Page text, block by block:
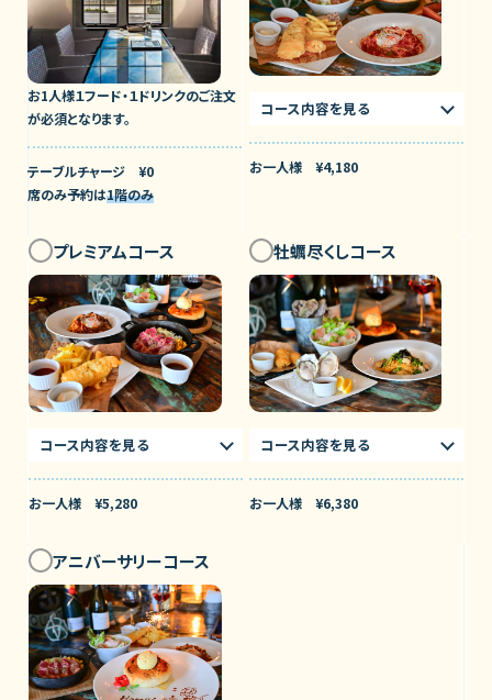
お1人様１フード・１ドリンクのご注文
が必須となります。
テーブルチャージ ¥0
席のみ予約は1階のみ
コース内容を見る
お一人様 ¥4,180
プレミアムコース
コース内容を見る
お一人様 ¥5,280
牡蠣尽くしコース
コース内容を見る
お一人様 ¥6,380
アニバーサリーコース